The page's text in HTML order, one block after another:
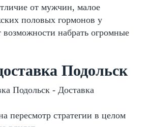
от мужчин, малое
половых гормонов у
набрать огромные
Подольск
Подольск - Доставка
пересмотр стратегии в целом